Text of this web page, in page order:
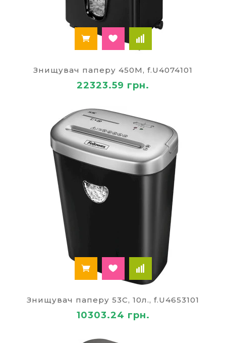
Знищувач паперу 450M, f.U4074101
22323.59 грн.
Знищувач паперу 53C, 10л., f.U4653101
10303.24 грн.